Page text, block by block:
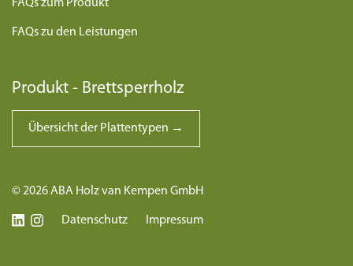
FAQs zum Produkt
FAQs zu den Leistungen
Produkt - Brettsperrholz
Übersicht der Plattentypen →
© 2026 ABA Holz van Kempen GmbH
Datenschutz Impressum